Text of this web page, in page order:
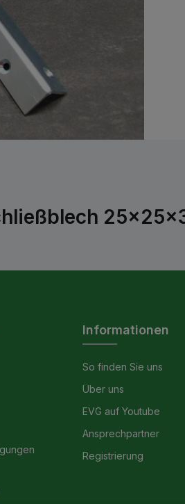
Informationen
So finden Sie uns
Über uns
EVG auf Youtube
Ansprechpartner
Registrierung